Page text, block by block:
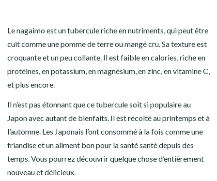
Le nagaimo est un tubercule riche en nutriments, qui peut être
cuit comme une pomme de terre ou mangé cru. Sa texture est
croquante et un peu collante. Il est faible en calories, riche en
protéines, en potassium, en magnésium, en zinc, en vitamine C,
et plus encore.
Il n’est pas étonnant que ce tubercule soit si populaire au
Japon avec autant de bienfaits. Il est récolté au printemps et à
l’automne. Les Japonais l’ont consommé à la fois comme une
friandise et un aliment bon pour la santé santé depuis des
temps. Vous pourrez découvrir quelque chose d’entièrement
nouveau et délicieux.